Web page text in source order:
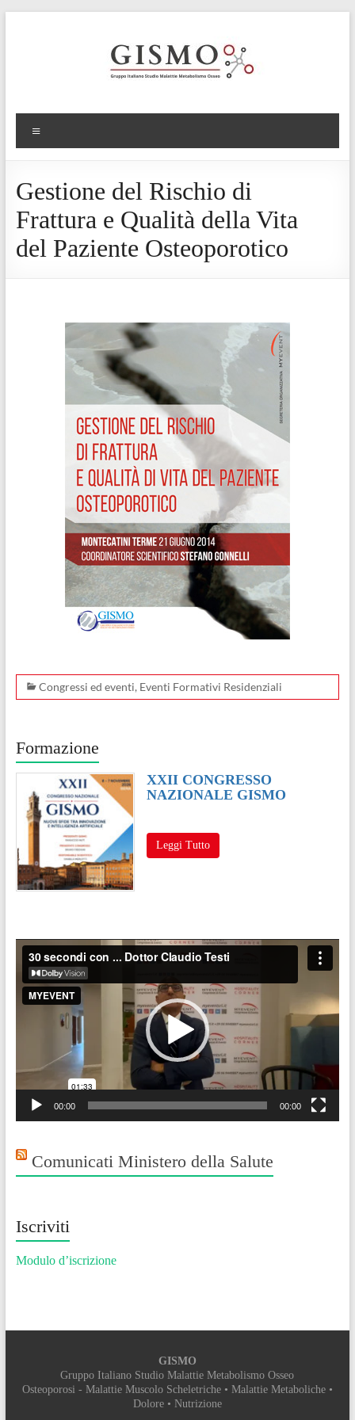
Gestione del Rischio di
Frattura e Qualità della Vita
del Paziente Osteoporotico
Congressi ed eventi, Eventi Formativi Residenziali
Formazione
XXII CONGRESSO
NAZIONALE GISMO
Leggi Tutto
Video
Player
00:00 00:00
Comunicati Ministero della Salute
Iscriviti
Modulo d’iscrizione
GISMO
Gruppo Italiano Studio Malattie Metabolismo Osseo
Osteoporosi - Malattie Muscolo Scheletriche • Malattie Metaboliche •
Dolore • Nutrizione